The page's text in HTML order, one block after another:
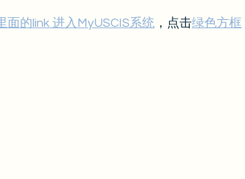
面的link 进入MyUSCIS系统 ，点击绿色方框